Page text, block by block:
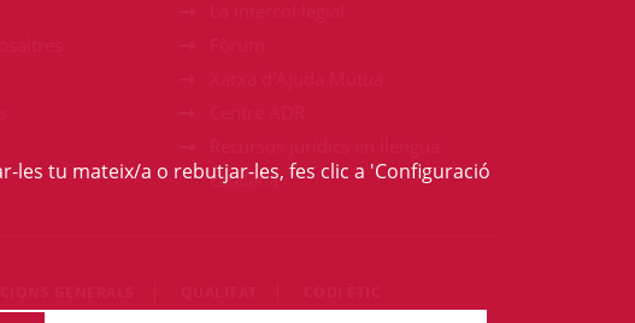
catalana
les tu mateix/a o rebutjar-les, fes clic a 'Configuració